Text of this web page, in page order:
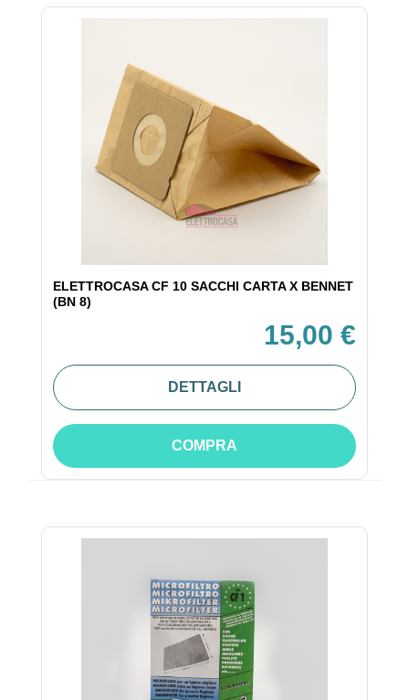
ELETTROCASA CF 10 SACCHI CARTA X BENNET
(BN 8)
15,00 €
DETTAGLI
COMPRA